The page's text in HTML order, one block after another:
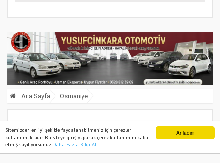
Anladım
Sitemizden en iyi şekilde faydalanabilmeniz için çerezler
kullanılmaktadır. Bu siteye giriş yaparak çerez kullanımını kabul
etmiş sayılıyorsunuz. Daha Fazla Bilgi Al
Ana Sayfa Osmaniye
Osmaniye’de Borçlandırma Süresi
Bugün Sona Erdi
Ana Sayfa Web TV